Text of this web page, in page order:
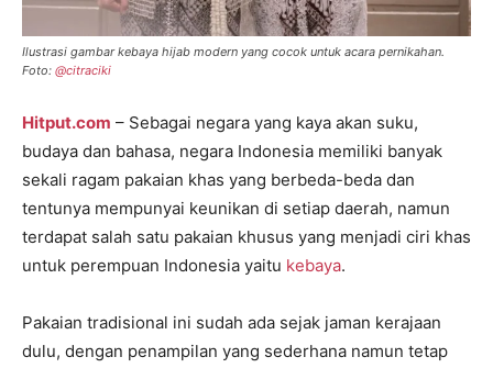
Ilustrasi gambar kebaya hijab modern yang cocok untuk acara pernikahan.
Foto: @citraciki
Hitput.com – Sebagai negara yang kaya akan suku,
budaya dan bahasa, negara Indonesia memiliki banyak
sekali ragam pakaian khas yang berbeda-beda dan
tentunya mempunyai keunikan di setiap daerah, namun
terdapat salah satu pakaian khusus yang menjadi ciri khas
untuk perempuan Indonesia yaitu kebaya.
Pakaian tradisional ini sudah ada sejak jaman kerajaan
dulu, dengan penampilan yang sederhana namun tetap